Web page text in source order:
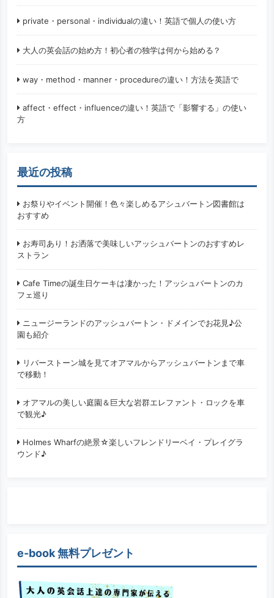
private・personal・individualの違い！英語で個人の使い方
大人の英会話の始め方！初心者の独学は何から始める？
way・method・manner・procedureの違い！方法を英語で
affect・effect・influenceの違い！英語で「影響する」の使い
方
最近の投稿
お祭りやイベント開催！色々楽しめるアシュバートン図書館は
おすすめ
お寿司あり！お洒落で美味しいアッシュバートンのおすすめレ
ストラン
Cafe Timeの誕生日ケーキは凄かった！アッシュバートンのカ
フェ巡り
ニュージーランドのアッシュバートン・ドメインでお花見♪公
園も紹介
リバーストーン城を見てオアマルからアッシュバートンまで車
で移動！
オアマルの美しい庭園＆巨大な岩群エレファント・ロックを車
で観光♪
Holmes Wharfの絶景☆楽しいフレンドリーベイ・プレイグラ
ウンド♪
e-book 無料プレゼント